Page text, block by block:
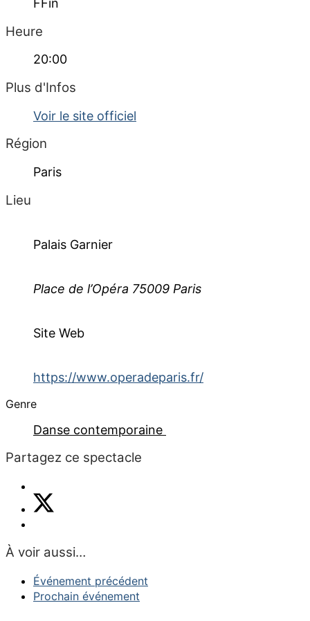
FFin
Heure
20:00
Plus d'Infos
Voir le site officiel
Région
Paris
Lieu
Palais Garnier
Place de l’Opéra 75009 Paris
Site Web
https://www.operadeparis.fr/
Genre
Danse contemporaine
Partagez ce spectacle
À voir aussi…
Événement précédent
Prochain événement